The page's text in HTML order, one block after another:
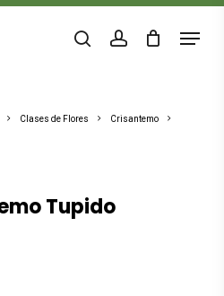
search account
Menu
Clases de Flores Crisantemo
Tupido